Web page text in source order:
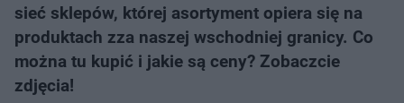
sieć sklepów, której asortyment opiera się na
produktach zza naszej wschodniej granicy. Co
można tu kupić i jakie są ceny? Zobaczcie
zdjęcia!